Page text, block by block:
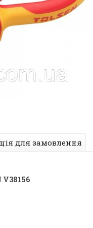
для замовлення
V38156